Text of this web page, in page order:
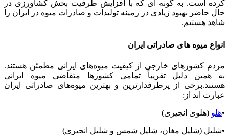
کرده است. به گونه ای که با افزایش ظرفیت بخش کشاورزی در
حال حاضر بهبود زیادی در زمینه تولیدات و صادرات میوه در ایران را
شاهد هستیم.
انواع میوه های صادراتی ایران
مردم کشورهای خارجی از کیفیت میوه‌های ایرانی مطمئن هستند.
به همین دلیل تقریباً تمامی کشورها متقاضی میوه ایرانی
هستند.برخی از پرطرفدارترین و بهترین میوه‌های صادراتی ایران
عبارت اند از:
•هلو (هلوی انجیری)
•شلیل (شلیل مغان، شلیل شمس و شلیل انجیری)